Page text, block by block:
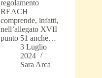
regolamento
REACH
comprende, infatti,
nell’allegato XVII
punto 51 anche…
3 Luglio
2024
Sara Arca